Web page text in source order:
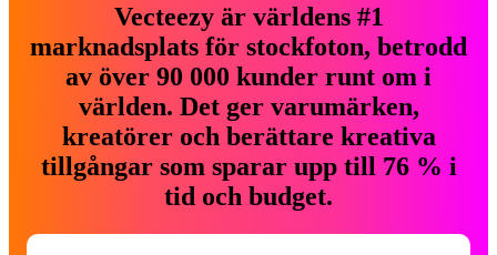
Vecteezy är världens #1
marknadsplats för stockfoton, betrodd
av över 90 000 kunder runt om i
världen. Det ger varumärken,
kreatörer och berättare kreativa
tillgångar som sparar upp till 76 % i
tid och budget.